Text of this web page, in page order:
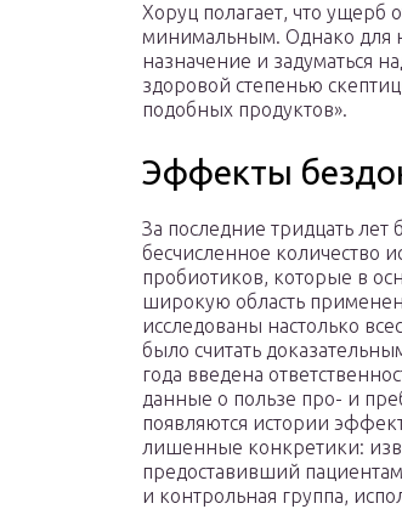
Хоруц полагает, что ущерб
минимальным. Однако для
назначение и задуматься
здоровой степенью
подобных продуктов».
Эффекты
За последние тридцать лет
бесчисленное количество
пробиотиков, которые в
широкую область
исследованы настолько
было считать
года введена
данные о пользе про- и
появляются истории
лишенные конкретики:
предоставивший
и контрольная группа,